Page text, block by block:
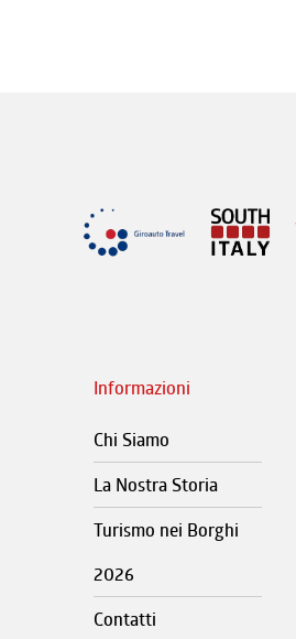
Informazioni
Chi Siamo
La Nostra Storia
Turismo nei Borghi
2026
Contatti